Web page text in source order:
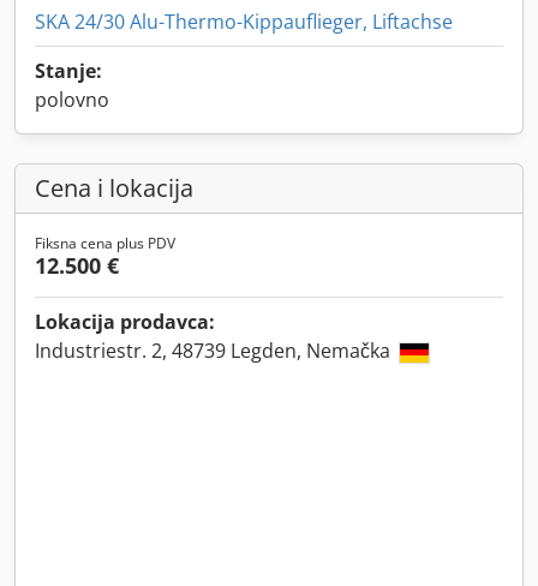
SKA 24/30 Alu-Thermo-Kippauflieger, Liftachse
Stanje:
polovno
Cena i lokacija
Fiksna cena plus PDV
12.500 €
Lokacija prodavca:
Industriestr. 2, 48739 Legden, Nemačka